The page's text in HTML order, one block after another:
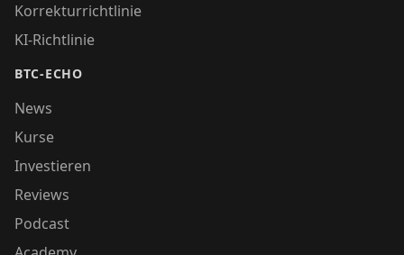
Korrekturrichtlinie
KI-Richtlinie
BTC-ECHO
News
Kurse
Investieren
Reviews
Podcast